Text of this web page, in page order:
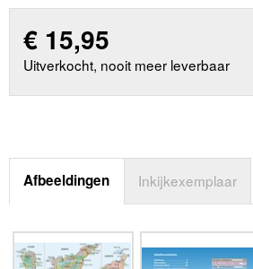
€ 15,95
Uitverkocht, nooit meer leverbaar
Afbeeldingen Inkijkexemplaar